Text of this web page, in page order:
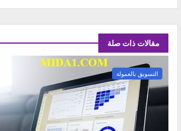
مقالات ذات صلة
التسويق بالعمولة